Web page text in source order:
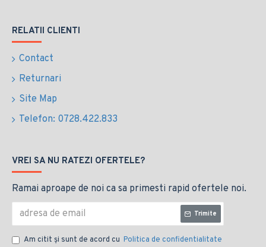
RELATII CLIENTI
Contact
Returnari
Site Map
Telefon: 0728.422.833
VREI SA NU RATEZI OFERTELE?
Ramai aproape de noi ca sa primesti rapid ofertele noi.
Trimite
Am citit şi sunt de acord cu Politica de confidentialitate